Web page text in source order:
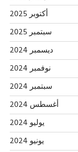
أكتوبر 2025
سبتمبر 2025
ديسمبر 2024
نوفمبر 2024
سبتمبر 2024
أغسطس 2024
يوليو 2024
يونيو 2024